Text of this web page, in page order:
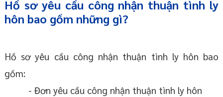
Hồ sơ yêu cầu công nhận thuận tình ly
hôn bao gồm những gì?
Hồ sơ yêu cầu công nhận thuận tình ly hôn bao
gồm:
- Đơn yêu cầu công nhận thuận tình ly hôn